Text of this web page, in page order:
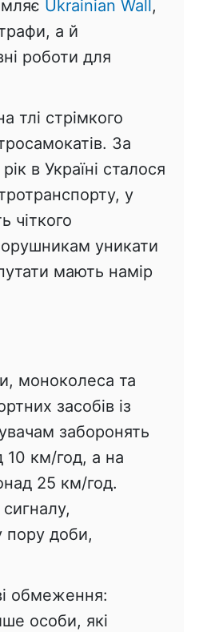
Ukrainian Wall,
а й
роботи для
тлі стрімкого
За
в Україні сталося
у
чіткого
уникати
мають намір
моноколеса та
засобів із
заборонять
10 км/год, а на
25 км/год.
пору доби,
обмеження:
особи, які